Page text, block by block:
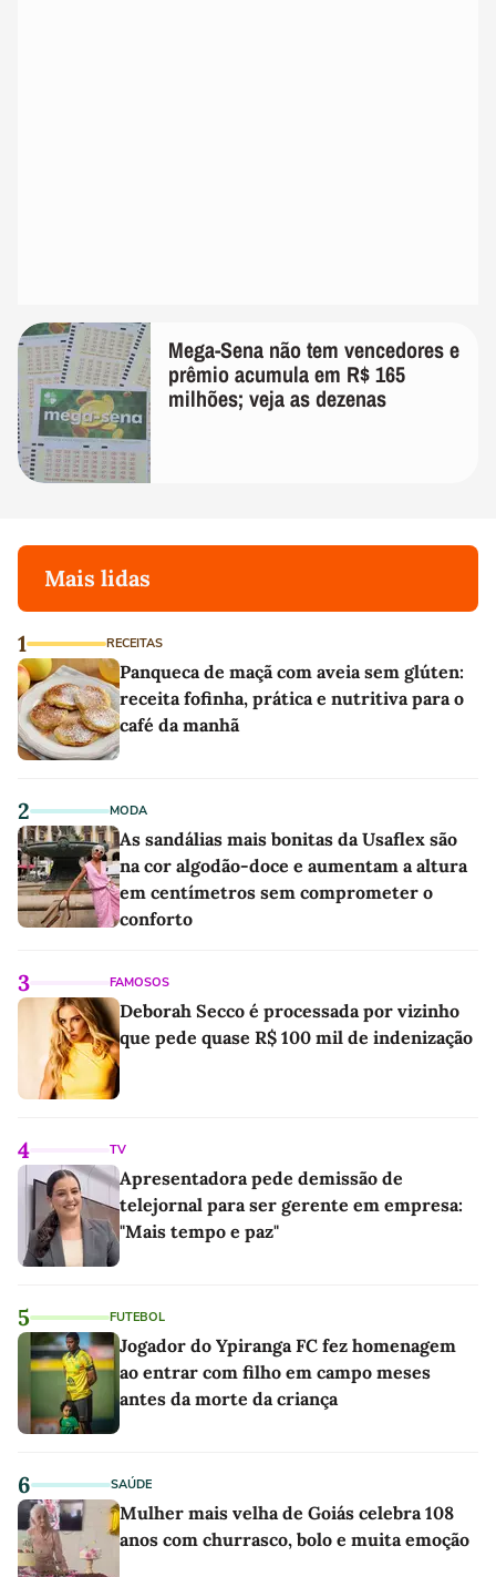
Mega-Sena não tem vencedores e
prêmio acumula em R$ 165
milhões; veja as dezenas
Mais lidas
1 RECEITAS
Panqueca de maçã com aveia sem glúten:
receita fofinha, prática e nutritiva para o
café da manhã
2 MODA
As sandálias mais bonitas da Usaflex são
na cor algodão-doce e aumentam a altura
em centímetros sem comprometer o
conforto
3 FAMOSOS
Deborah Secco é processada por vizinho
que pede quase R$ 100 mil de indenização
4 TV
Apresentadora pede demissão de
telejornal para ser gerente em empresa:
"Mais tempo e paz"
5 FUTEBOL
Jogador do Ypiranga FC fez homenagem
ao entrar com filho em campo meses
antes da morte da criança
6 SAÚDE
Mulher mais velha de Goiás celebra 108
anos com churrasco, bolo e muita emoção